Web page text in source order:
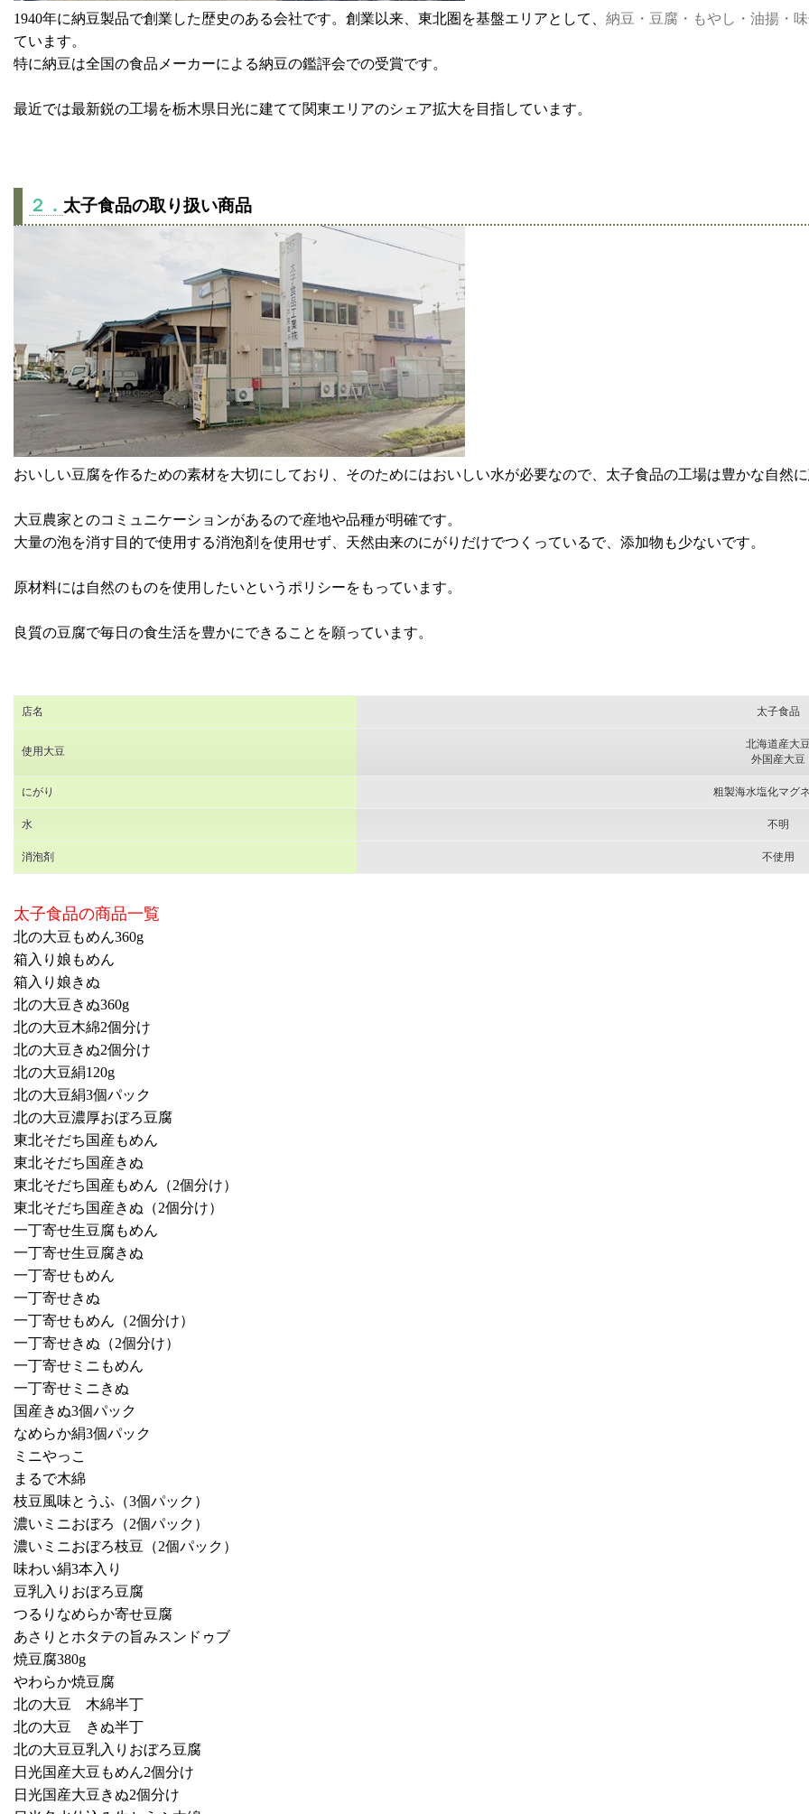
1940年に納豆製品で創業した歴史のある会社です。創業以来、東北圏を基盤エリアとして、 納豆・豆腐・もやし・油揚・
ています。
特に納豆は全国の食品メーカーによる納豆の鑑評会での受賞です。
最近では最新鋭の工場を栃木県日光に建てて関東エリアのシェア拡大を目指しています。
２． 太子食品の取り扱い商品
おいしい豆腐を作るための素材を大切にしており、そのためにはおいしい水が必要なので、太子食品の工場は豊かな自然
大豆農家とのコミュニケーションがあるので産地や品種が明確です。
大量の泡を消す目的で使用する消泡剤を使用せず、天然由来のにがりだけでつくっているで、添加物も少ないです。
原材料には自然のものを使用したいというポリシーをもっています。
良質の豆腐で毎日の食生活を豊かにできることを願っています。
店名 太子食品
使用大豆
北海道産大
外国産大豆
にがり 粗製海水塩化マグ
水 不明
消泡剤 不使用
太子食品の商品一覧
北の大豆もめん360g
箱入り娘もめん
箱入り娘きぬ
北の大豆きぬ360g
北の大豆木綿2個分け
北の大豆きぬ2個分け
北の大豆絹120g
北の大豆絹3個パック
北の大豆濃厚おぼろ豆腐
東北そだち国産もめん
東北そだち国産きぬ
東北そだち国産もめん（2個分け）
東北そだち国産きぬ（2個分け）
一丁寄せ生豆腐もめん
一丁寄せ生豆腐きぬ
一丁寄せもめん
一丁寄せきぬ
一丁寄せもめん（2個分け）
一丁寄せきぬ（2個分け）
一丁寄せミニもめん
一丁寄せミニきぬ
国産きぬ3個パック
なめらか絹3個パック
ミニやっこ
まるで木綿
枝豆風味とうふ（3個パック）
濃いミニおぼろ（2個パック）
濃いミニおぼろ枝豆（2個パック）
味わい絹3本入り
豆乳入りおぼろ豆腐
つるりなめらか寄せ豆腐
あさりとホタテの旨みスンドゥブ
焼豆腐380g
やわらか焼豆腐
北の大豆 木綿半丁
北の大豆 きぬ半丁
北の大豆豆乳入りおぼろ豆腐
日光国産大豆もめん2個分け
日光国産大豆きぬ2個分け